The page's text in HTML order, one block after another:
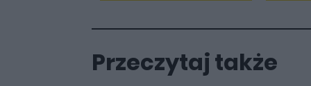
Przeczytaj także